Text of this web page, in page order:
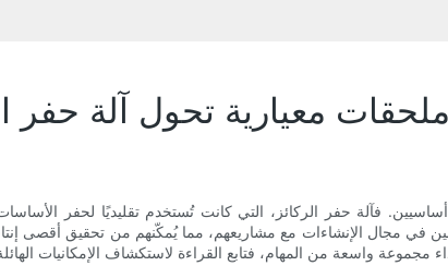
ملحقات معيارية تحول آلة حفر
أساسيين. فآلة حفر الركائز، التي كانت تُستخدم تقليديًا لحفر
في مجال الإنشاءات مع مشاريعهم، مما يُمكّنهم من تحقيق أقصى